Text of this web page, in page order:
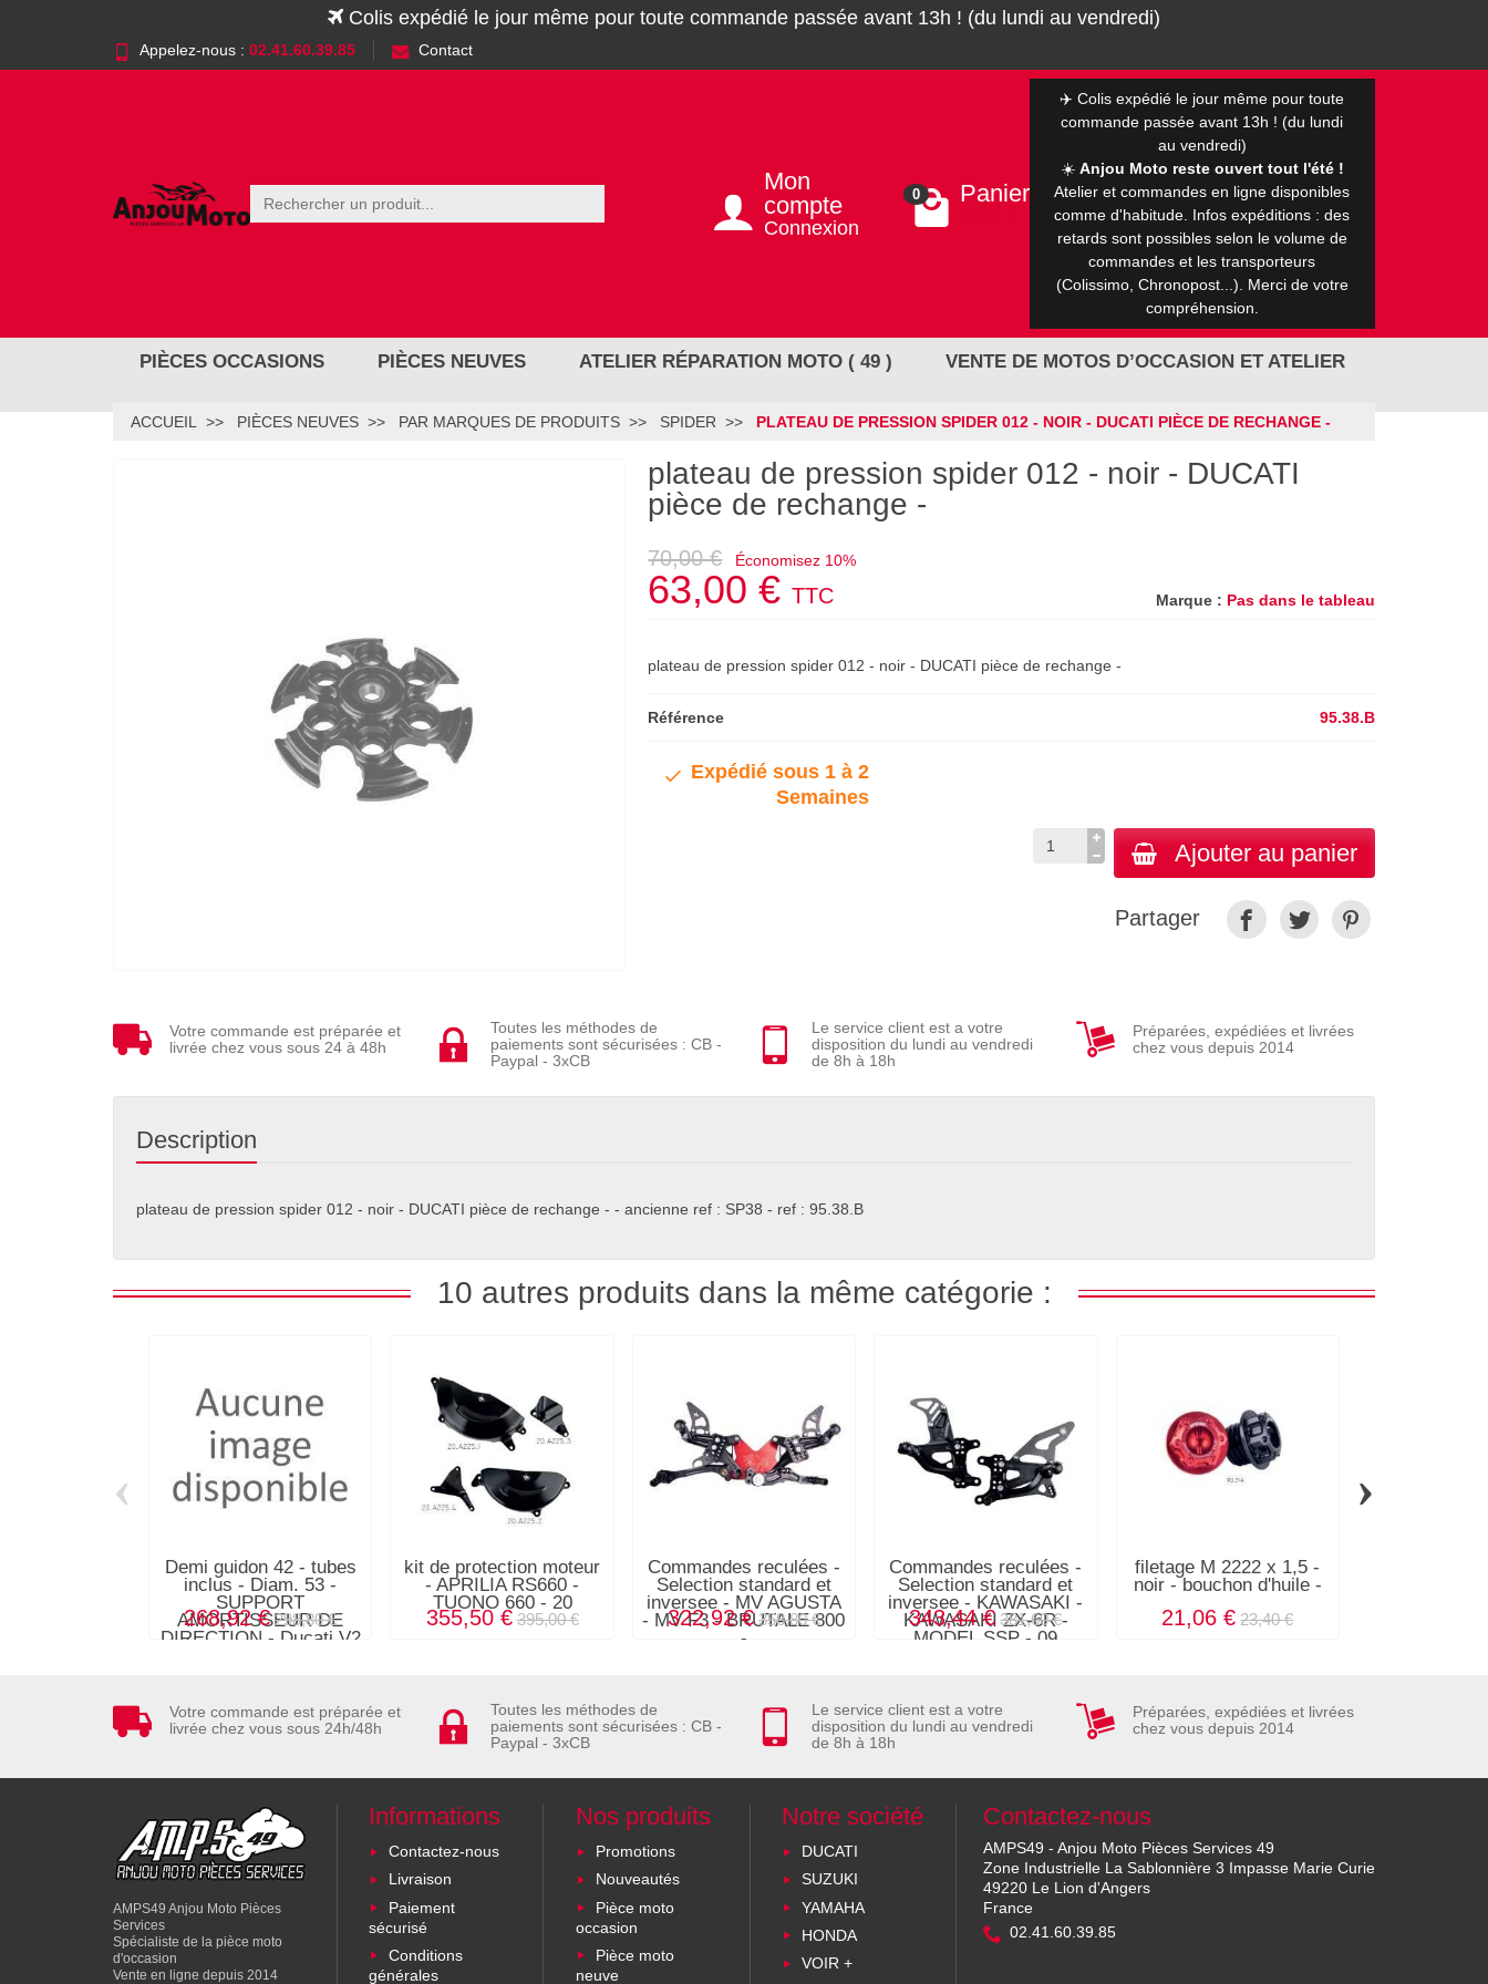
Colis expédié le jour même pour toute commande passée avant 13h ! (du lundi au vendredi)
Appelez-nous : 02.41.60.39.85 Contact
Mon
compte
Connexion
0 Panier
✈️ Colis expédié le jour même pour toute
commande passée avant 13h ! (du lundi
au vendredi)
☀️ Anjou Moto reste ouvert tout l'été !
Atelier et commandes en ligne disponibles
comme d'habitude. Infos expéditions : des
retards sont possibles selon le volume de
commandes et les transporteurs
(Colissimo, Chronopost...). Merci de votre
compréhension.
PIÈCES OCCASIONS PIÈCES NEUVES ATELIER RÉPARATION MOTO ( 49 ) VENTE DE MOTOS D’OCCASION ET ATELIER
ACCUEIL PIÈCES NEUVES PAR MARQUES DE PRODUITS SPIDER PLATEAU DE PRESSION SPIDER 012 - NOIR - DUCATI PIÈCE DE RECHANGE -
plateau de pression spider 012 - noir - DUCATI
pièce de rechange -
Marque : Pas dans le tableau
70,00 € Économisez 10%
63,00 €TTC
plateau de pression spider 012 - noir - DUCATI pièce de rechange -
Référence 95.38.B
Expédié sous 1 à 2
Semaines
Ajouter au panier
Partager
Votre commande est préparée et
livrée chez vous sous 24 à 48h
Toutes les méthodes de
paiements sont sécurisées : CB -
Paypal - 3xCB
Le service client est a votre
disposition du lundi au vendredi
de 8h à 18h
Préparées, expédiées et livrées
chez vous depuis 2014
Description
plateau de pression spider 012 - noir - DUCATI pièce de rechange - - ancienne ref : SP38 - ref : 95.38.B
10 autres produits dans la même catégorie :
Demi guidon 42 - tubes
inclus - Diam. 53 -
SUPPORT
AMORTISSEUR DE
DIRECTION - Ducati V2
268,92 € 298,80 €
kit de protection moteur
- APRILIA RS660 -
TUONO 660 - 20
355,50 € 395,00 €
Commandes reculées -
Selection standard et
inversee - MV AGUSTA
- MV F3 - BRUTALE 800
-
322,92 € 358,80 €
Commandes reculées -
Selection standard et
inversee - KAWASAKI -
KAWASAKI ZX-6R -
MODEL SSP - 09
343,44 € 381,60 €
filetage M 2222 x 1,5 -
noir - bouchon d'huile -
21,06 € 23,40 €
‹ ›
Votre commande est préparée et
livrée chez vous sous 24h/48h
Toutes les méthodes de
paiements sont sécurisées : CB -
Paypal - 3xCB
Le service client est a votre
disposition du lundi au vendredi
de 8h à 18h
Préparées, expédiées et livrées
chez vous depuis 2014
AMPS49 Anjou Moto Pièces
Services
Spécialiste de la pièce moto
d'occasion
Vente en ligne depuis 2014
Informations
Contactez-nous
Livraison
Paiement
sécurisé
Conditions
générales
Nos produits
Promotions
Nouveautés
Pièce moto
occasion
Pièce moto
neuve
Notre société
DUCATI
SUZUKI
YAMAHA
HONDA
VOIR +
Contactez-nous
AMPS49 - Anjou Moto Pièces Services 49
Zone Industrielle La Sablonnière 3 Impasse Marie Curie
49220 Le Lion d'Angers
France
02.41.60.39.85